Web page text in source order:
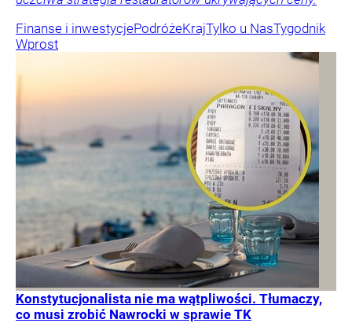
Finanse i inwestycjePodróżeKrajTylko u NasTygodnik
Wprost
Konstytucjonalista nie ma wątpliwości. Tłumaczy,
co musi zrobić Nawrocki w sprawie TK